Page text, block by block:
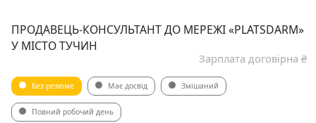
ПРОДАВЕЦЬ-КОНСУЛЬТАНТ ДО МЕРЕЖІ «PLATSDARM»
У МІСТО ТУЧИН
Зарплата договірна ₴
Без резюме Має досвід Змішаний
Повний робочий день